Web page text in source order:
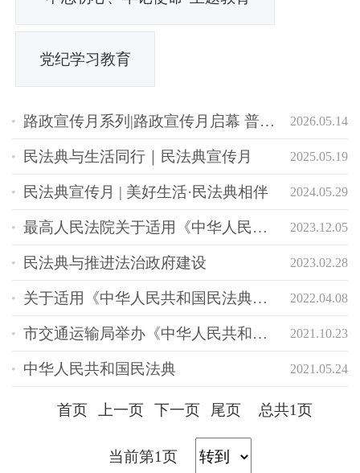
党纪学习教育
2026.05.14
路政宣传月系列|路政宣传月启幕 普法便民零距离
2025.05.19
民法典与生活同行｜民法典宣传月
2024.05.29
民法典宣传月 | 美好生活·民法典相伴
2023.12.05
最高人民法院关于适用《中华人民共和国民法典》合同编通则若干问题的解释
2023.02.28
民法典与推进法治政府建设
2022.04.08
关于适用《中华人民共和国民法典》总则编若干问题的解释
2021.10.23
市交通运输局举办《中华人民共和国民法典》学习宣讲活动
2021.05.24
中华人民共和国民法典
首页 上一页 下一页 尾页 总共1页
当前第1页